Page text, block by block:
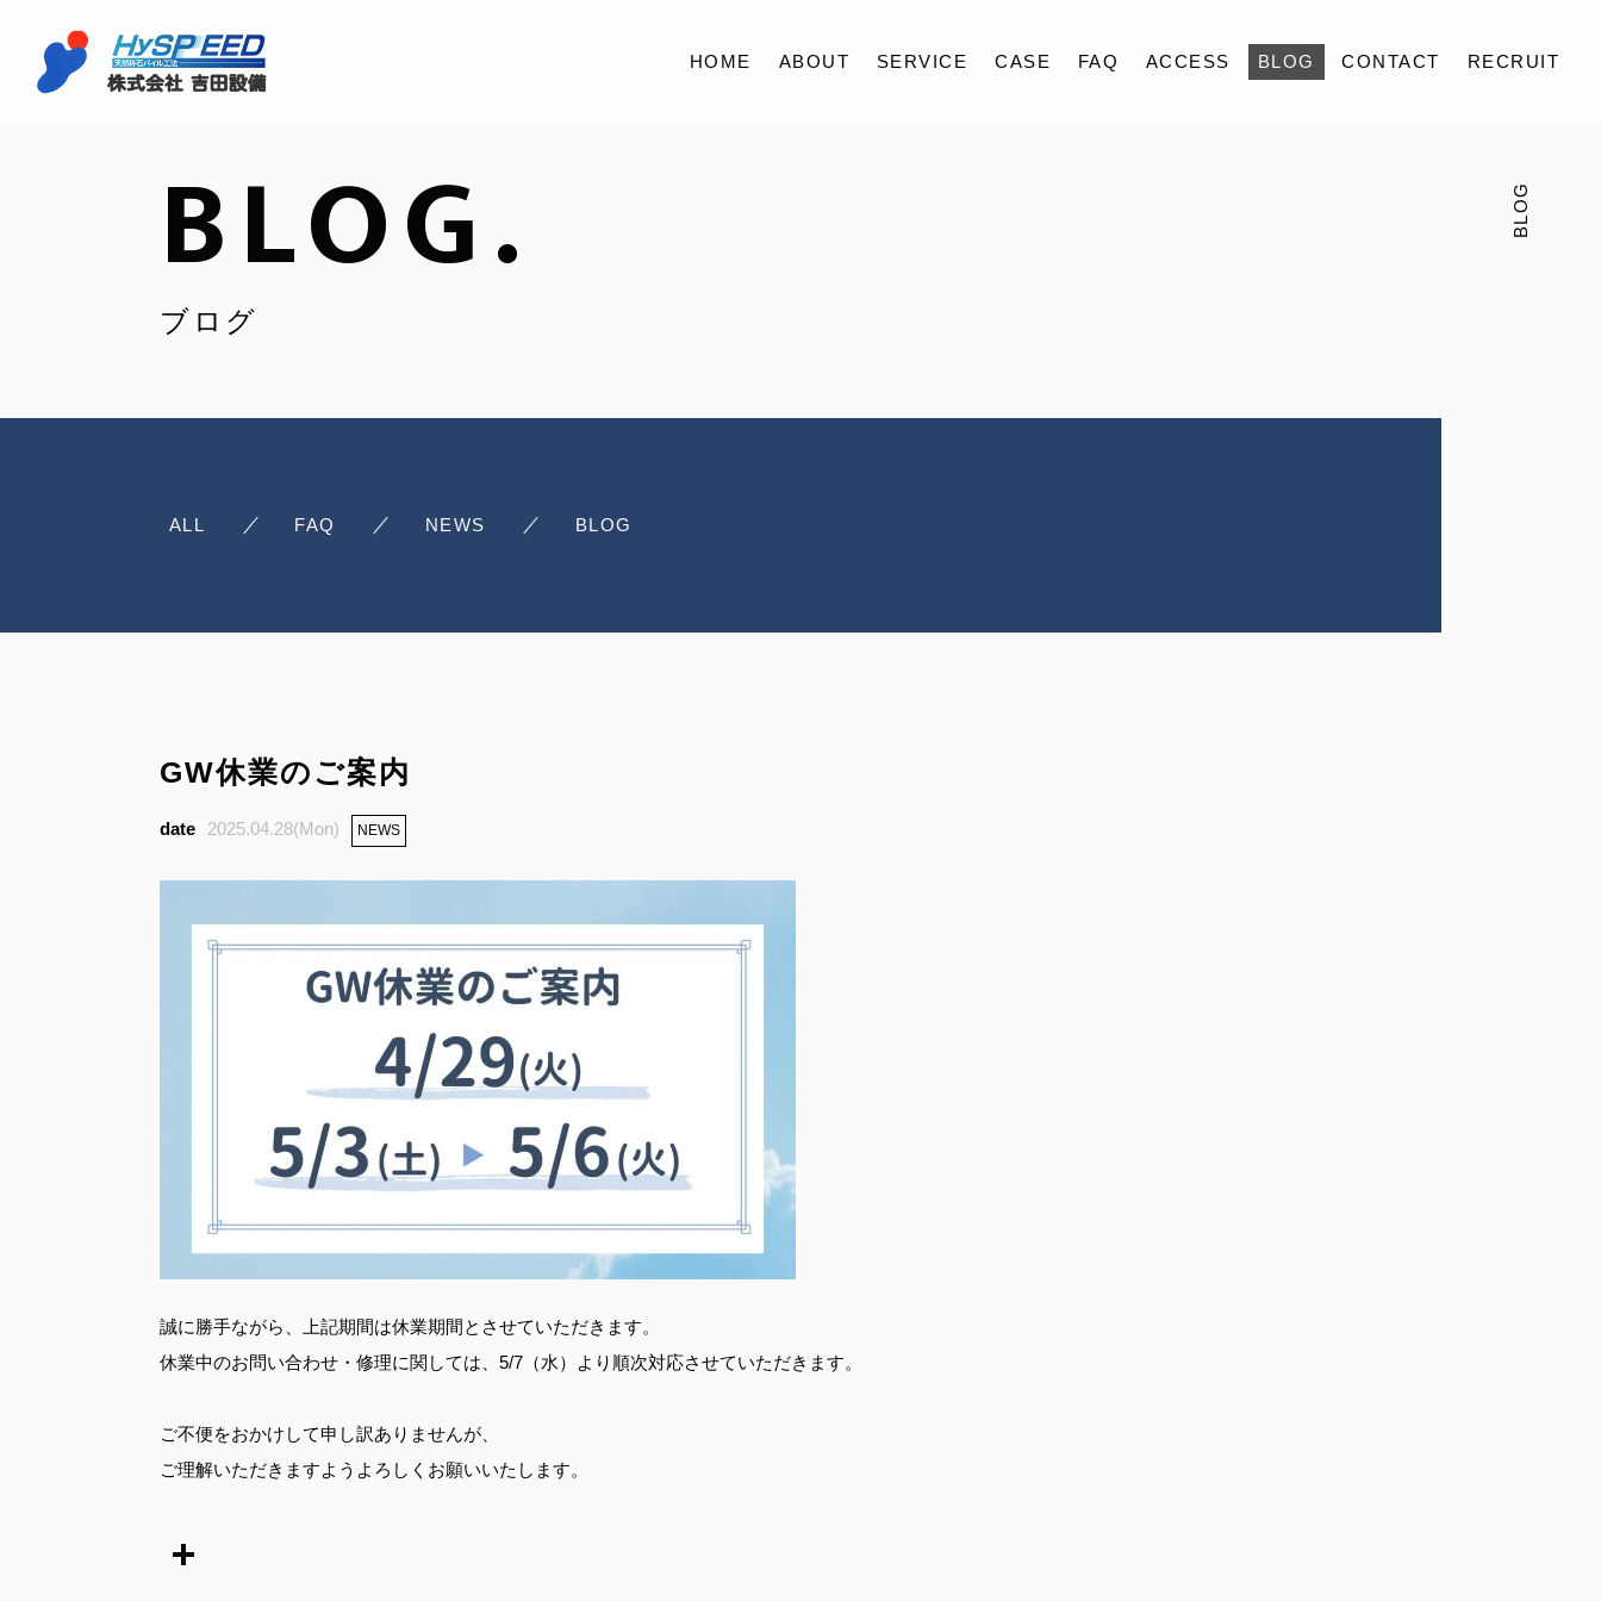
HOME ABOUT SERVICE CASE FAQ ACCESS BLOG CONTACT RECRUIT
BLOG.
ブログ
BLOG
ALL FAQ NEWS BLOG
GW休業のご案内
2025.04.28(Mon) NEWS
誠に勝手ながら、上記期間は休業期間とさせていただきます。
休業中のお問い合わせ・修理に関しては、5/7（水）より順次対応させていただきます。
ご不便をおかけして申し訳ありませんが、
ご理解いただきますようよろしくお願いいたします。